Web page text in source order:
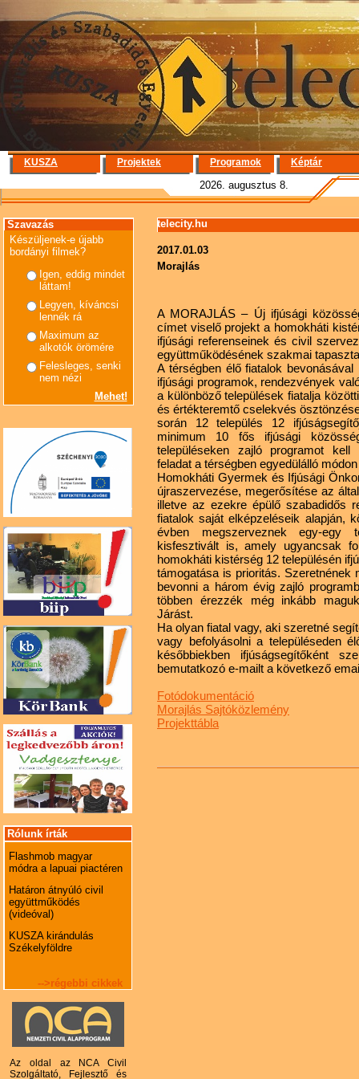
KUSZA Projektek Programok Képtár
2026. augusztus 8.
Szavazás
Készüljenek-e újabb
bordányi filmek?
Igen, eddig mindet
láttam!
Legyen, kíváncsi
lennék rá
Maximum az
alkotók örömére
Felesleges, senki
nem nézi
Mehet!
Rólunk írták
Flashmob magyar
módra a lapuai piactéren
Határon átnyúló civil
együttműködés
(videóval)
KUSZA kirándulás
Székelyföldre
-->régebbi cikkek
Az oldal az NCA Civil
Szolgáltató, Fejlesztő és
telecity.hu
2017.01.03
Morajlás
A MORAJLÁS – Új ifjúsági
címet viselő projekt a homokháti
ifjúsági referenseinek és civil
együttműködésének szakmai
A térségben élő fiatalok
ifjúsági programok, rendezvények
a különböző települések fiatalja
és értékteremtő cselekvés
során 12 település 12
minimum 10 fős ifjúsági
településeken zajló programot kell
feladat a térségben egyedülálló
Homokháti Gyermek és Ifjúsági
újraszervezése, megerősítése az
illetve az ezekre épülő szabadidős
fiatalok saját elképzeléseik alapján,
évben megszerveznek egy-egy
kisfesztivált is, amely ugyancsak
homokháti kistérség 12 településén
támogatása is prioritás. Szeretnének
bevonni a három évig zajló
többen érezzék még inkább
Járást.
Ha olyan fiatal vagy, aki szeretné
vagy befolyásolni a településeden
későbbiekben ifjúságsegítőként
bemutatkozó e-mailt a következő
Fotódokumentáció
Morajlás Sajtóközlemény
Projekttábla